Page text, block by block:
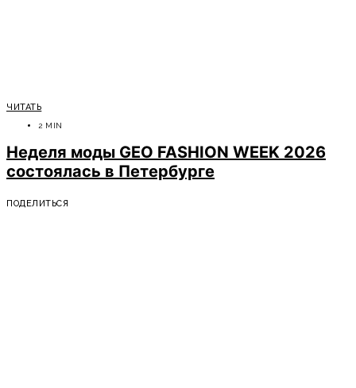
ЧИТАТЬ
2 MIN
Неделя моды GEO FASHION WEEK 2026
состоялась в Петербурге
ПОДЕЛИТЬСЯ